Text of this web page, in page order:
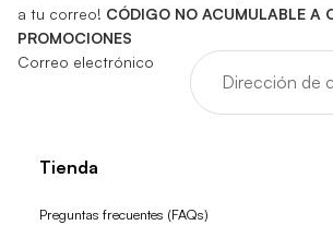
a tu correo! CÓDIGO NO ACUMULABLE A
PROMOCIONES
Correo electrónico
Tienda
Preguntas frecuentes (FAQs)